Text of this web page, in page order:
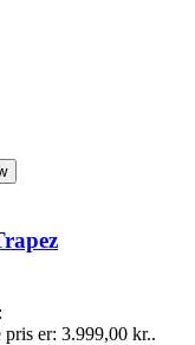
er: 3.999,00 kr..